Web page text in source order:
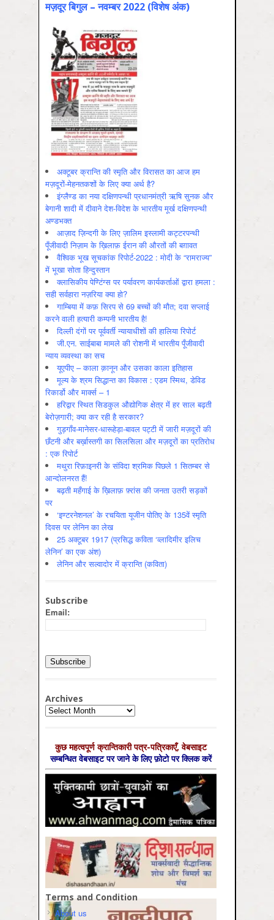
मज़दूर बिगुल – नवम्बर 2022 (विशेष अंक)
अक्टूबर क्रान्ति की स्मृति और विरासत का आज हम
मज़दूरों-मेहनतकशों के लिए क्या अर्थ है?
इंग्लैण्ड का नया दक्षिणपन्थी प्रधानमंत्री ऋषि सुनक और
बेगानी शादी में दीवाने देश-विदेश के भारतीय मूर्ख दक्षिणपन्थी
अण्डभक्त
आज़ाद ज़िन्दगी के लिए ज़ालिम इस्लामी कट्टरपन्थी
पूँजीवादी निज़ाम के ख़िलाफ़ ईरान की औरतों की बग़ावत
वैश्विक भूख सूचकांक रिपोर्ट-2022 : मोदी के “रामराज्य”
में भूखा सोता हिन्दुस्तान
क्लासिकीय पेण्टिंग्स पर पर्यावरण कार्यकर्ताओं द्वारा हमला :
सही सर्वहारा नज़रिया क्या हो?
गाम्बिया में कफ़ सिरप से 69 बच्चों की मौत; दवा सप्लाई
करने वाली हत्यारी कम्पनी भारतीय है!
दिल्ली दंगों पर पूर्ववर्ती न्यायाधीशों की हालिया रिपोर्ट
जी.एन. साईबाबा मामले की रोशनी में भारतीय पूँजीवादी
न्याय व्यवस्था का सच
यूएपीए – काला क़ानून और उसका काला इतिहास
मूल्य के श्रम सिद्धान्त का विकास : एडम स्मिथ, डेविड
रिकार्डो और मार्क्स – 1
हरिद्वार स्थित सिडकुल औद्योगिक क्षेत्र में हर साल बढ़ती
बेरोज़गारी; क्या कर रही है सरकार?
गुड़गाँव-मानेसर-धारूहेड़ा-बावल पट्टी में जारी मज़दूरों की
छँटनी और बर्ख़ास्तगी का सिलसिला और मज़दूरों का प्रतिरोध
: एक रिपोर्ट
मथुरा रिफ़ाइनरी के संविदा श्रमिक पिछले 1 सितम्बर से
आन्दोलनरत हैं!
बढ़ती महँगाई के ख़िलाफ़ फ़्रांस की जनता उतरी सड़कों
पर
‘इण्टरनेशनल’ के रचयिता यूजीन पोतिए के 135वें स्मृति
दिवस पर लेनिन का लेख
25 अक्टूबर 1917 (प्रसिद्ध कविता ‘व्लादिमीर इलिच
लेनिन’ का एक अंश)
लेनिन और सल्वादोर में क्रान्ति (कविता)
Subscribe
Email:
Archives
Archives
कुछ महत्‍वपूर्ण क्रान्तिकारी पत्र-पत्रिकाएँ, वेबसाइट
सम्‍बन्धित वेबसाइट पर जाने के लिए फ़ोटो पर क्लिक करें
Terms and Condition
About us